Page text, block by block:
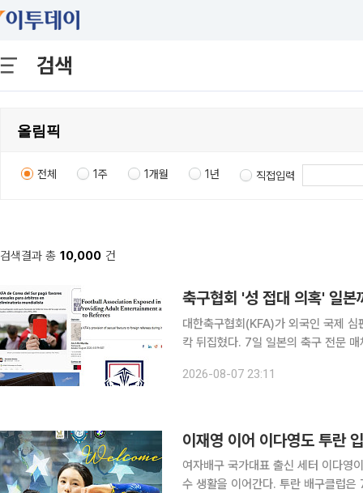
검색
전체 1주 1개월 1년 직접입력
검색결과 총 10,000 건
축구협회 '성 접대 의혹' 일
대한축구협회(KFA)가 외국인 국제
칵 뒤집혔다. 7일 일본의 축구 전문 매체 풋볼 트라이브는 “과거 한국 대표팀의 A매치 등을 진행했
2026-08-07 23:11
이재영 이어 이다영도 투란
여자배구 국가대표 출신 세터 이다영
수 생활을 이어간다. 투란 배구클럽은 7일 공식 SNS를 통해 이다영이 2026-2027시즌 선수단에